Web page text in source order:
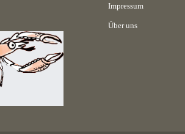
Impressum
Über uns